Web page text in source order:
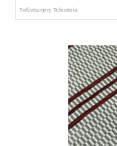
Ταξινόμηση: Τελευταία